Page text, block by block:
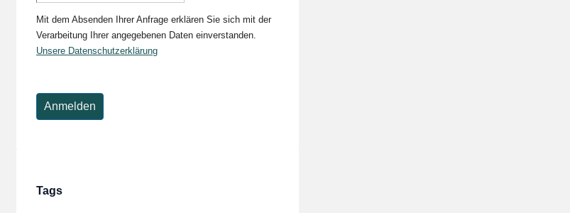
Mit dem Absenden Ihrer Anfrage erklären Sie sich mit der
Verarbeitung Ihrer angegebenen Daten einverstanden.
Unsere Datenschutzerklärung
Tags